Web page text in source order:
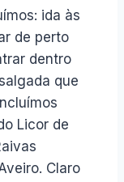
ida às
de perto
dentro
que
Licor de
Claro